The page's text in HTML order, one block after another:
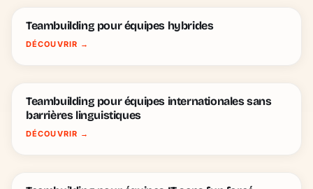
Teambuilding pour équipes hybrides
DÉCOUVRIR →
Teambuilding pour équipes internationales sans
barrières linguistiques
DÉCOUVRIR →